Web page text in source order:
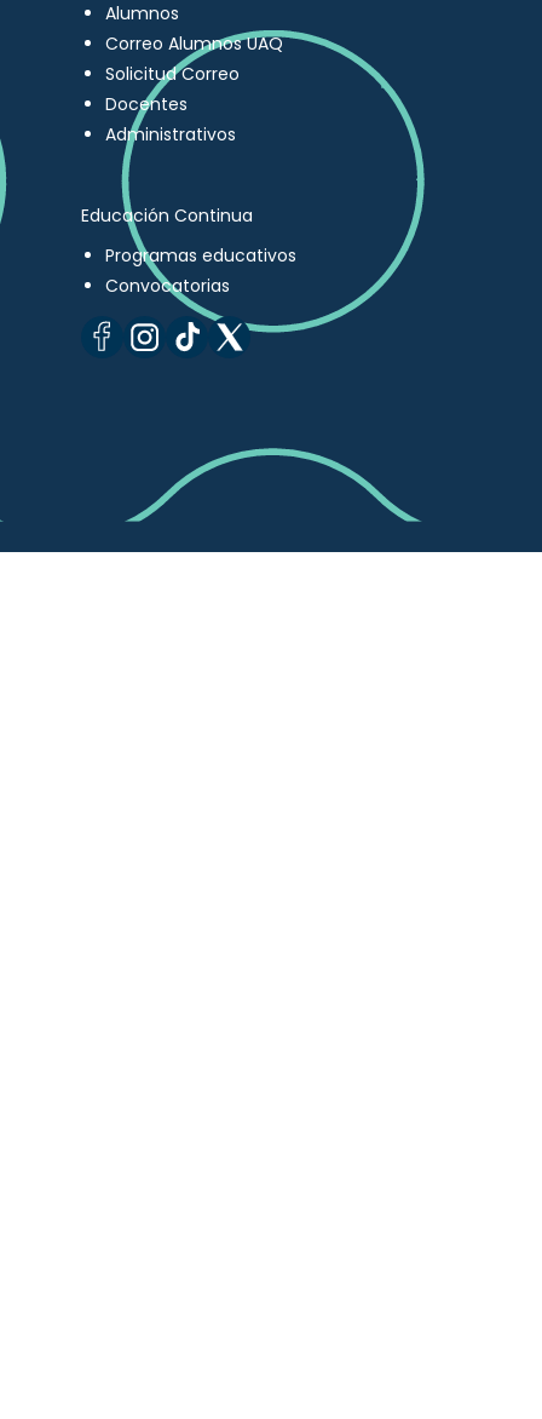
Alumnos
Correo Alumnos UAQ
Solicitud Correo
Docentes
Administrativos
Educación Continua
Programas educativos
Convocatorias